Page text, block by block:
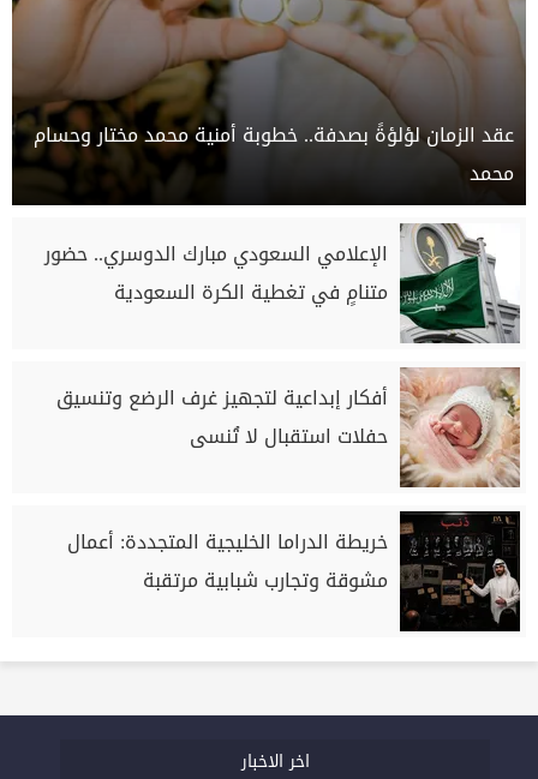
عقد الزمان لؤلؤةً بصدفة.. خطوبة أمنية محمد مختار وحسام
محمد
الإعلامي السعودي مبارك الدوسري.. حضور
متنامٍ في تغطية الكرة السعودية
أفكار إبداعية لتجهيز غرف الرضع وتنسيق
حفلات استقبال لا تُنسى
خريطة الدراما الخليجية المتجددة: أعمال
مشوقة وتجارب شبابية مرتقبة
اخر الاخبار